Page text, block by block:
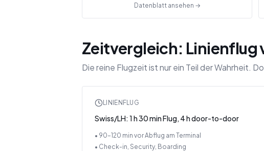
Datenblatt ansehen →
Zeitvergleich: Linienflug
Die reine Flugzeit ist nur ein Teil der Wahrheit.
LINIENFLUG
Swiss/LH: 1 h 30 min Flug, 4 h door-to-door
• 90–120 min vor Abflug am Terminal
• Check-in, Security, Boarding